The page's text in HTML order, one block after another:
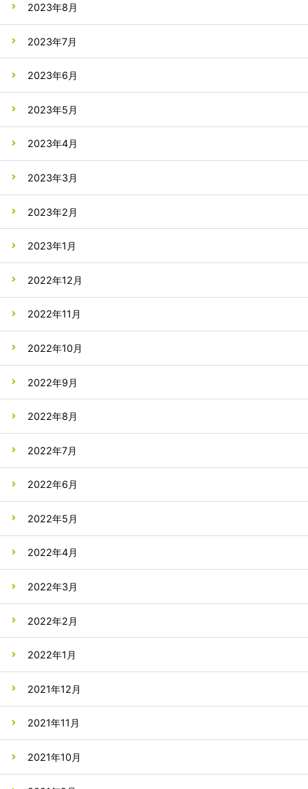
2023年8月
2023年7月
2023年6月
2023年5月
2023年4月
2023年3月
2023年2月
2023年1月
2022年12月
2022年11月
2022年10月
2022年9月
2022年8月
2022年7月
2022年6月
2022年5月
2022年4月
2022年3月
2022年2月
2022年1月
2021年12月
2021年11月
2021年10月